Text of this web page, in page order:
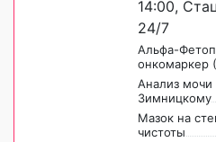
14:00,
24/7
Альфа-
онкомаркер
Анализ мочи
Зимницкому
Мазок на
чистоты